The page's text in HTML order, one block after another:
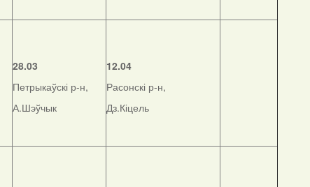
28.03
Петрыкаўскі р-н,
А.Шэўчык
12.04
Расонскі р-н,
Дз.Кіцель